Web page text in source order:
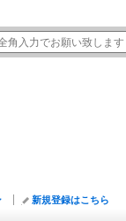
新規登録はこちら